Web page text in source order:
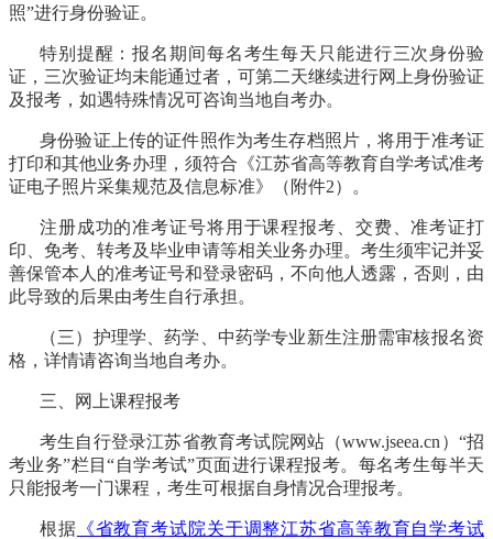
照”进行身份验证。
特别提醒：报名期间每名考生每天只能进行三次身份验
证，三次验证均未能通过者，可第二天继续进行网上身份验证
及报考，如遇特殊情况可咨询当地自考办。
身份验证上传的证件照作为考生存档照片，将用于准考证
打印和其他业务办理，须符合《江苏省高等教育自学考试准考
证电子照片采集规范及信息标准》（附件2）。
注册成功的准考证号将用于课程报考、交费、准考证打
印、免考、转考及毕业申请等相关业务办理。考生须牢记并妥
善保管本人的准考证号和登录密码，不向他人透露，否则，由
此导致的后果由考生自行承担。
（三）护理学、药学、中药学专业新生注册需审核报名资
格，详情请咨询当地自考办。
三、网上课程报考
考生自行登录江苏省教育考试院网站（www.jseea.cn）“招
考业务”栏目“自学考试”页面进行课程报考。每名考生每半天
只能报考一门课程，考生可根据自身情况合理报考。
根据 《省教育考试院关于调整江苏省高等教育自学考试